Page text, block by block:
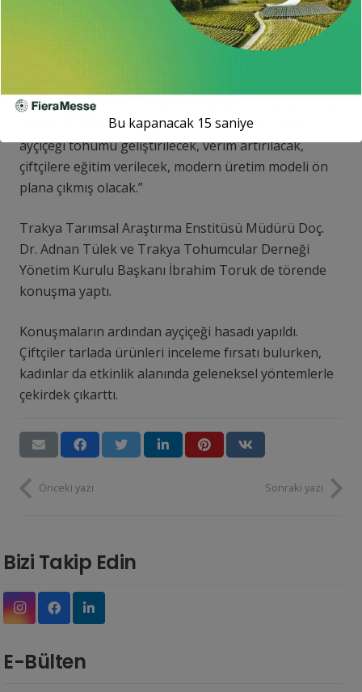
bulundurarak sürdürülebilir tarımsal politikalar
üretmeliyiz. Bunun için de devlet-özel sektör iş birliği
Savola Gıda yerli tohumu destekleyici, herkese örnek
olacak projeyi hayata geçiriyorlar. Projeyle yerli
ayçiçeği tohumu geliştirilecek, verim artırılacak,
çiftçilere eğitim verilecek, modern üretim modeli ön
plana çıkmış olacak.”
Trakya Tarımsal Araştırma Enstitüsü Müdürü Doç.
Dr. Adnan Tülek ve Trakya Tohumcular Derneği
Yönetim Kurulu Başkanı İbrahim Toruk de törende
konuşma yaptı.
Konuşmaların ardından ayçiçeği hasadı yapıldı.
Çiftçiler tarlada ürünleri inceleme fırsatı bulurken,
kadınlar da etkinlik alanında geleneksel yöntemlerle
çekirdek çıkarttı.
Önceki yazı Sonraki yazı
Bizi Takip Edin
E-Bülten
Bu kapanacak 15 saniye